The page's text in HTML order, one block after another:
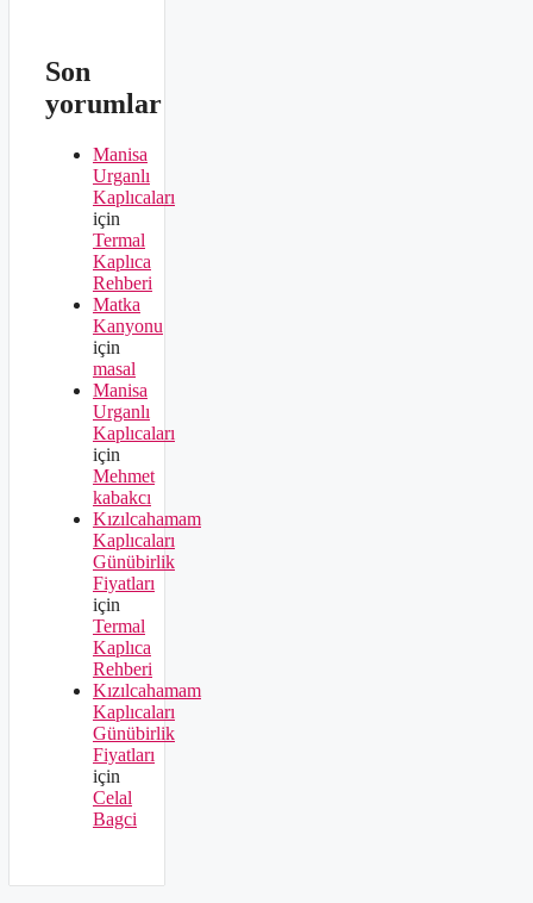
Son
yorumlar
Manisa
Urganlı
Kaplıcaları
için
Termal
Kaplıca
Rehberi
Matka
Kanyonu
için
masal
Manisa
Urganlı
Kaplıcaları
için
Mehmet
kabakcı
Kızılcahamam
Kaplıcaları
Günübirlik
Fiyatları
için
Termal
Kaplıca
Rehberi
Kızılcahamam
Kaplıcaları
Günübirlik
Fiyatları
için
Celal
Bagci